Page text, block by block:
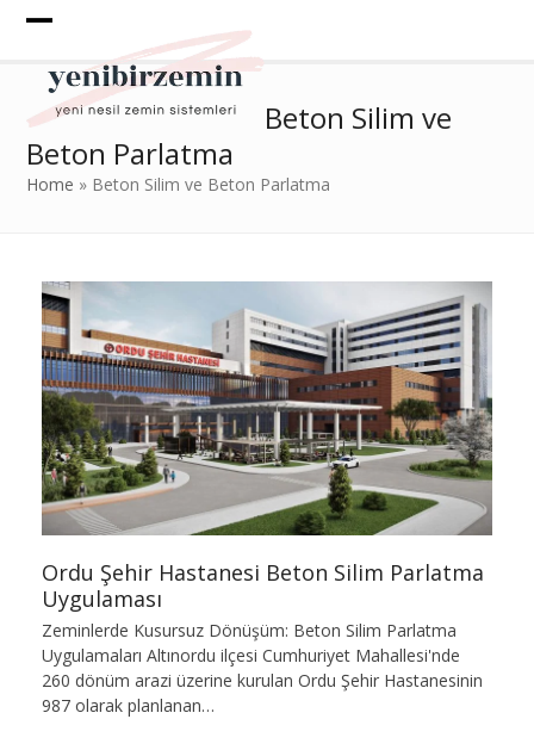
mobile
menu
mobile
menu
Beton Silim ve
Beton Parlatma
Home » Beton Silim ve Beton Parlatma
Ordu Şehir Hastanesi Beton Silim Parlatma
Uygulaması
Zeminlerde Kusursuz Dönüşüm: Beton Silim Parlatma
Uygulamaları Altınordu ilçesi Cumhuriyet Mahallesi'nde
260 dönüm arazi üzerine kurulan Ordu Şehir Hastanesinin
987 olarak planlanan…